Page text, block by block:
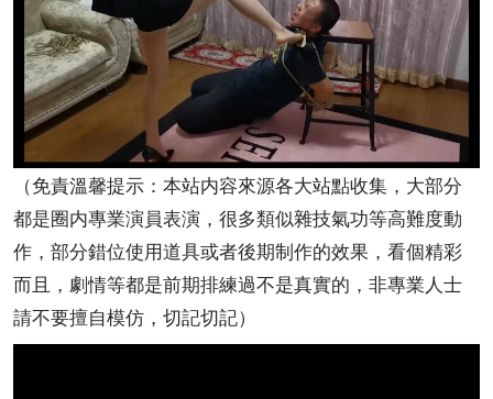
（免責溫馨提示：本站内容來源各大站點收集，大部分
都是圈内專業演員表演，很多類似雜技氣功等高難度動
作，部分錯位使用道具或者後期制作的效果，看個精彩
而且，劇情等都是前期排練過不是真實的，非專業人士
請不要擅自模仿，切記切記）